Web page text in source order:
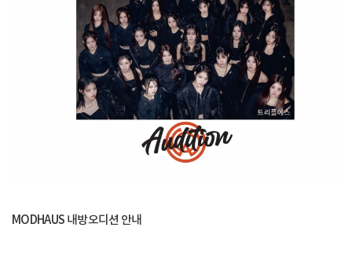
MODHAUS 내방오디션 안내